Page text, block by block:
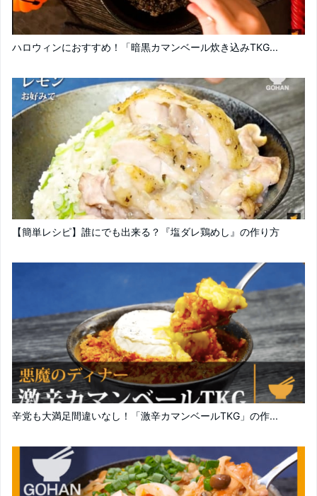
ハロウィンにおすすめ！「暗黒カマンベール炊き込みTKG...
【簡単レシピ】誰にでも出来る？『塩ダレ鶏めし』の作り方
辛党も大満足間違いなし！「激辛カマンベールTKG」の作...